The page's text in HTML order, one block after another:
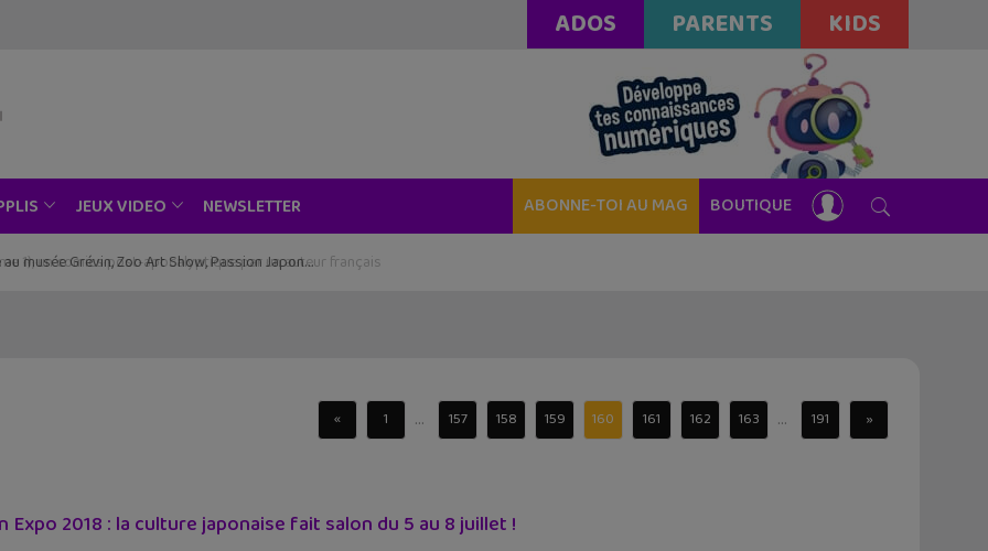
ADOS PARENTS KIDS
JEUX VIDEO NEWSLETTER ABONNE-TOI AU MAG BOUTIQUE
musée Grévin, Zoo Art Show, Passion Japon…
« 1 ... 157 158 159 160 161 162 163 ... 191 »
Expo 2018 : la culture japonaise fait salon du 5 au 8 juillet !